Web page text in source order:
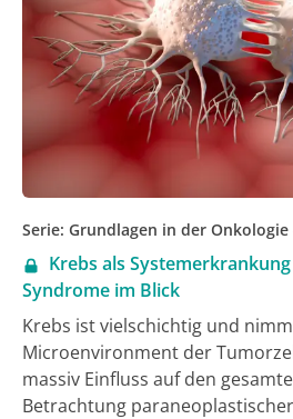
FU)-
Erstlinientherapie. Fallberichte
deuten darauf hin, dass
Ansätze bei ausgewählten
können.
Serie: Grundlagen in der Onkologie
Krebs als
Syndrome im Blick
Krebs ist vielschichtig und
Microenvironment der
massiv Einfluss auf den
Betrachtung